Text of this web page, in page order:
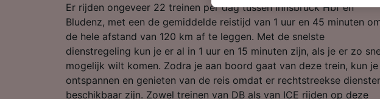
Er rijden ongeveer 22 treinen per dag tussen Innsbruck Hbf en
Bludenz, met een de gemiddelde reistijd van 1 uur en 45 minuten
de hele afstand van 120 km af te leggen. Met de snelste
dienstregeling kun je er al in 1 uur en 15 minuten zijn, als je er zo
mogelijk wilt komen. Zodra je aan boord gaat van deze trein, kun
ontspannen en genieten van de reis omdat er rechtstreekse
beschikbaar zijn. Zowel treinen van DB als van ICE rijden op deze
elk moment wijzigen op de
keuzes worden aan onze
op browsegegevens. Je
je ons hebt gevraagd om je
Wij en onze partners